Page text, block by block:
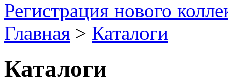
Регистрация нового
Главная > Каталоги
Каталоги